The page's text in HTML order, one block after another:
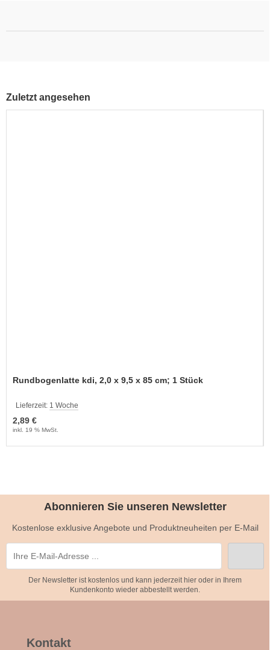
Zuletzt angesehen
Rundbogenlatte kdi, 2,0 x 9,5 x 85 cm; 1 Stück
Lieferzeit: 1 Woche
2,89 €
inkl. 19 % MwSt.
Abonnieren Sie unseren Newsletter
Kostenlose exklusive Angebote und Produktneuheiten per E-Mail
Der Newsletter ist kostenlos und kann jederzeit hier oder in Ihrem
Kundenkonto wieder abbestellt werden.
Kontakt